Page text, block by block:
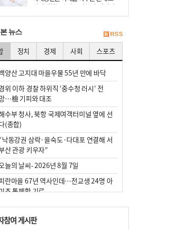
에 발생하는 손상을 말한다. 여기에
는 오십견과 회전근개 증후군, 어깨
뉴스
정치 경제 사회 스포츠
양산 고지대 마을우물 55년 만에 바닥
위 이하 경찰 하위직 ‘중수청 러시’ 전
…檢 기피와 대조
수부 청사, 북항 국제여객터미널 옆에 선
(종합)
낙동강권 삼락·을숙도·다대포 연결해 서
산 관광 키우자”
늘의 날씨- 2026년 8월 7일
란마을 67년 역사인데…전교생 24명 아
초 통폐합 기로
설] 해수부 신청사 북항으로 확정, 해양
도 도약의 전환점
참여 게시판